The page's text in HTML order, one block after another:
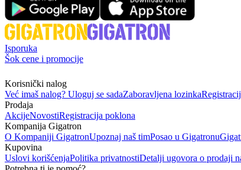
Isporuka
Šok cene i promocije
Korisnički nalog
Već imaš nalog? Uloguj se sadaZaboravljena lozinka
Prodaja
AkcijeNovostiRegistracija poklona
Kompanija Gigatron
O Kompaniji GigatronUpoznaj naš timPosao u Gigatronu
Kupovina
Uslovi korišćenjaPolitika privatnostiDetalji ugovora o prodaji